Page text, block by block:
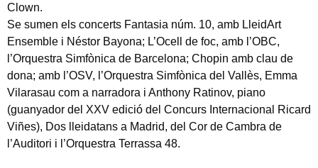
Clown.
Se sumen els concerts Fantasia núm. 10, amb LleidArt
Ensemble i Néstor Bayona; L’Ocell de foc, amb l’OBC,
l’Orquestra Simfònica de Barcelona; Chopin amb clau de
dona; amb l’OSV, l’Orquestra Simfònica del Vallès, Emma
Vilarasau com a narradora i Anthony Ratinov, piano
(guanyador del XXV edició del Concurs Internacional Ricard
Viñes), Dos lleidatans a Madrid, del Cor de Cambra de
l’Auditori i l’Orquestra Terrassa 48.